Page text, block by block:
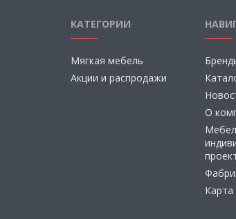
КАТЕГОРИИ
Мягкая мебель
Акции и распродажи
О
Карта